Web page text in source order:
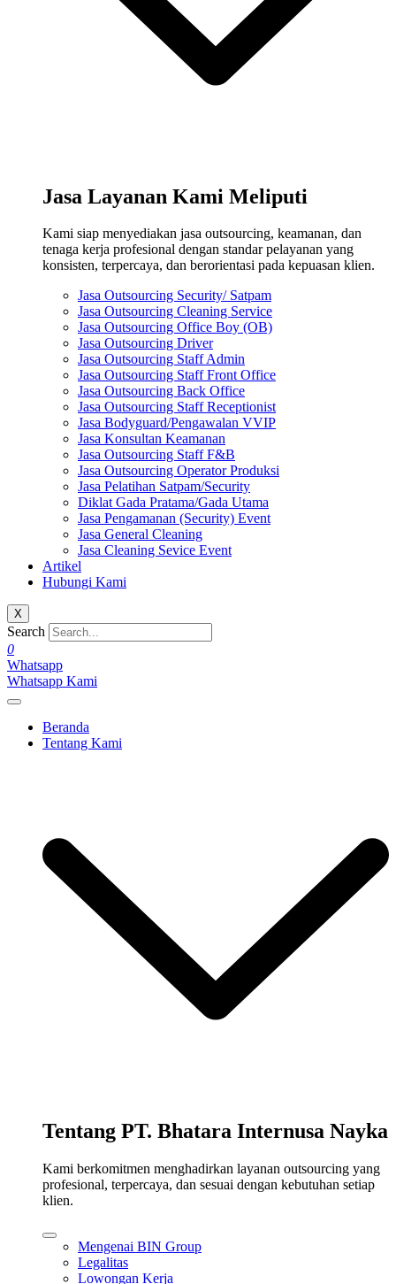
Jasa Layanan Kami Meliputi
Kami siap menyediakan jasa outsourcing, keamanan, dan
tenaga kerja profesional dengan standar pelayanan yang
konsisten, terpercaya, dan berorientasi pada kepuasan klien.
Jasa Outsourcing Security/ Satpam
Jasa Outsourcing Cleaning Service
Jasa Outsourcing Office Boy (OB)
Jasa Outsourcing Driver
Jasa Outsourcing Staff Admin
Jasa Outsourcing Staff Front Office
Jasa Outsourcing Back Office
Jasa Outsourcing Staff Receptionist
Jasa Bodyguard/Pengawalan VVIP
Jasa Konsultan Keamanan
Jasa Outsourcing Staff F&B
Jasa Outsourcing Operator Produksi
Jasa Pelatihan Satpam/Security
Diklat Gada Pratama/Gada Utama
Jasa Pengamanan (Security) Event
Jasa General Cleaning
Jasa Cleaning Sevice Event
Artikel
Hubungi Kami
X
Search
0
Whatsapp
Whatsapp Kami
Beranda
Tentang Kami
Tentang PT. Bhatara Internusa Nayka
Kami berkomitmen menghadirkan layanan outsourcing yang
profesional, terpercaya, dan sesuai dengan kebutuhan setiap
klien.
Mengenai BIN Group
Legalitas
Lowongan Kerja